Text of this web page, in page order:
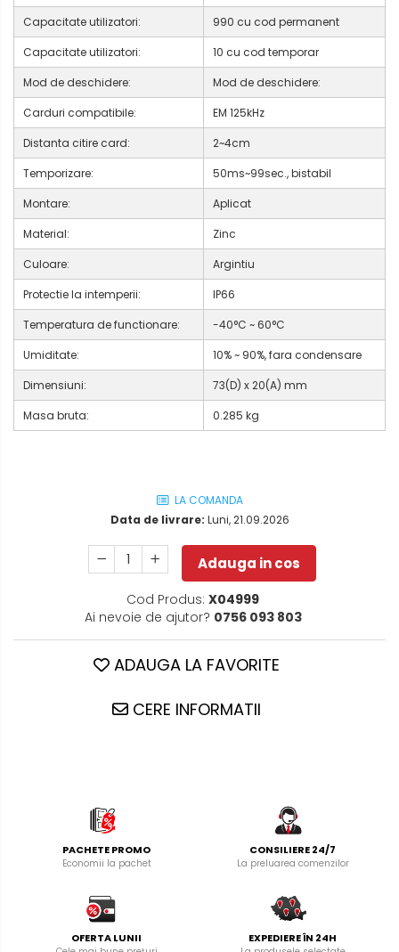
Capacitate utilizatori:
990 cu cod permanent
Capacitate utilizatori:
10 cu cod temporar
Mod de deschidere:
Mod de deschidere:
Carduri compatibile:
EM 125kHz
Distanta citire card:
2~4cm
Temporizare:
50ms~99sec., bistabil
Montare:
Aplicat
Material:
Zinc
Culoare:
Argintiu
Protectie la intemperii:
IP66
Temperatura de functionare:
-40°C ~ 60°C
Umiditate:
10% ~ 90%, fara condensare
Dimensiuni:
73(D) x 20(A) mm
Masa bruta:
0.285 kg
LA COMANDA
Data de livrare: Luni, 21.09.2026
Adauga in cos
Cod Produs: X04999
Ai nevoie de ajutor? 0756 093 803
ADAUGA LA FAVORITE
CERE INFORMATII
PACHETE PROMO
Economii la pachet
CONSILIERE 24/7
La preluarea comenzilor
OFERTA LUNII EXPEDIERE ÎN 24H